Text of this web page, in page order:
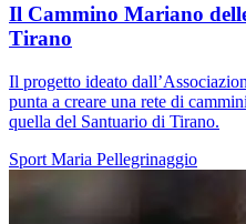
Il Cammino Mariano
Tirano
Il progetto ideato
punta a creare una rete di
quella del Santuario di Tirano.
Sport Maria Pellegrinaggio